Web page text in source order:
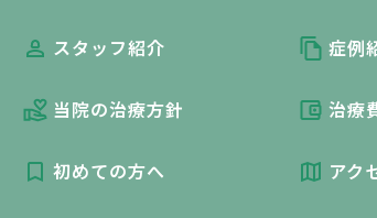
スタッフ紹介
当院の治療方針
初めての方へ
症例
治療
アク